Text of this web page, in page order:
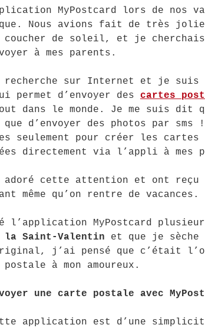
MyPostcard lors de nos
Nous avions fait de très
de soleil, et je cherchais
à mes parents.
sur Internet et je suis
permet d’envoyer des cartes
dans le monde. Je me suis dit
que d’envoyer des photos par sms
seulement pour créer les cartes
directement via l’appli à mes
adoré cette attention et ont reçu
même qu’on rentre de vacances.
MyPostcard
la Saint-Valentin et que je sèche
j’ai pensé que c’était
à mon amoureux.
une carte postale avec
application est d’une